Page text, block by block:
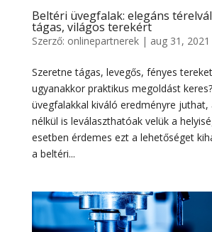
Beltéri üvegfalak: elegáns
tágas, világos terekért
Szerző: onlinepartnerek| aug 31, 2021
Szeretne tágas, levegős, fényes
ugyanakkor praktikus megoldást
üvegfalakkal kiváló eredményre juthat,
nélkül is leválaszthatóak velük a
esetben érdemes ezt a lehetőséget
a beltéri...